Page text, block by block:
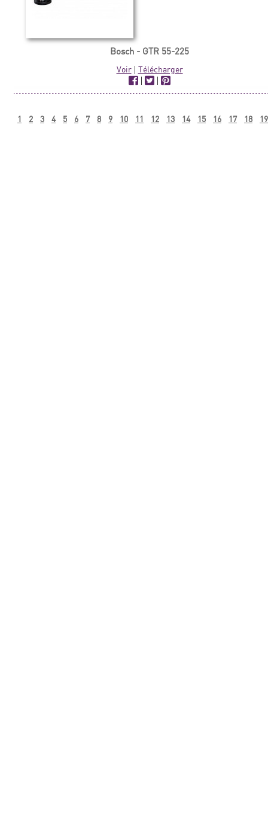
Bosch - GTR 55-225
Voir| Télécharger
|
|
1 2 3 4 5 6 7 8 9 10 11 12 13 14 15 16 17 18 19